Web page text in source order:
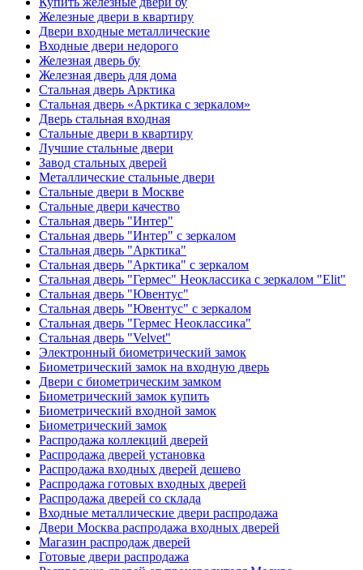
Железные двери в квартиру
Двери входные металлические
Входные двери недорого
Железная дверь бу
Железная дверь для дома
Стальная дверь Арктика
Стальная дверь «Арктика с зеркалом»
Дверь стальная входная
Стальные двери в квартиру
Лучшие стальные двери
Завод стальных дверей
Металлические стальные двери
Стальные двери в Москве
Стальные двери качество
Стальная дверь "Интер"
Стальная дверь "Интер" с зеркалом
Стальная дверь "Арктика"
Стальная дверь "Арктика" с зеркалом
Стальная дверь "Гермес" Неоклассика с зеркалом "Elit"
Стальная дверь "Ювентус"
Стальная дверь "Ювентус" с зеркалом
Стальная дверь "Гермес Неоклассика"
Стальная дверь "Velvet"
Электронный биометрический замок
Биометрический замок на входную дверь
Двери с биометрическим замком
Биометрический замок купить
Биометрический входной замок
Биометрический замок
Распродажа коллекций дверей
Распродажа дверей установка
Распродажа входных дверей дешево
Распродажа готовых входных дверей
Распродажа дверей со склада
Входные металлические двери распродажа
Двери Москва распродажа входных дверей
Магазин распродаж дверей
Готовые двери распродажа